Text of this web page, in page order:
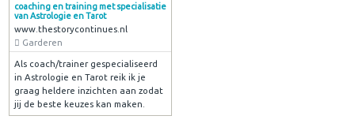
coaching en training met specialisatie
van Astrologie en Tarot
www.thestorycontinues.nl
Garderen
Als coach/trainer gespecialiseerd
in Astrologie en Tarot reik ik je
graag heldere inzichten aan zodat
jij de beste keuzes kan maken.